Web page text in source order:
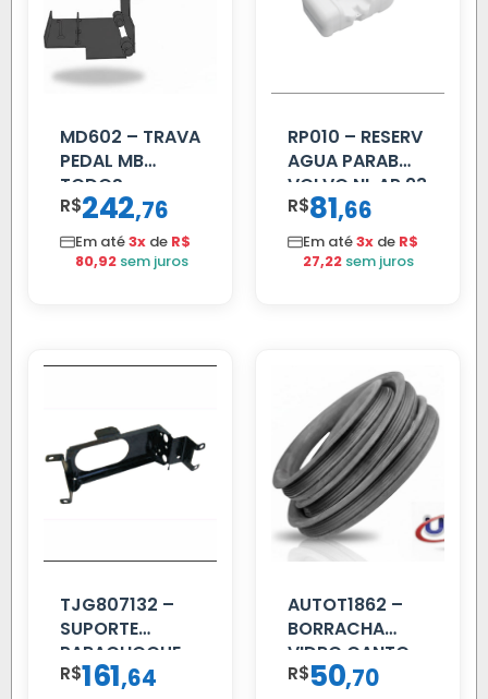
MD602 – TRAVA
PEDAL MB
TODOS
R$242,76
Em até3x de R$
80,92 sem juros
RP010 – RESERV
AGUA PARAB
VOLVO NL AP 93
R$81,66
Em até3x de R$
27,22 sem juros
TJG807132 –
SUPORTE
PARACHOQUE
VW 12.170 LD
R$161,64
AUTOT1862 –
BORRACHA
VIDRO CANTO
VOLVO NL
R$50,70